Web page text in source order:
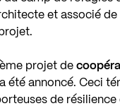
et associé
projet de
été annoncé. Ceci
de